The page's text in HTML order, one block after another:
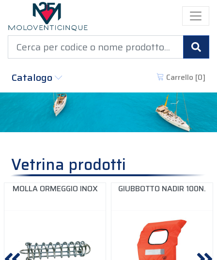
Catalogo
Carrello [0]
Vetrina prodotti
MOLLA ORMEGGIO INOX GIUBBOTTO NADIR 100N.